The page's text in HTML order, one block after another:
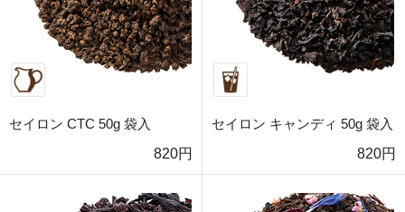
セイロン CTC 50g 袋入
820円
セイロン キャンディ 50g 袋入
820円